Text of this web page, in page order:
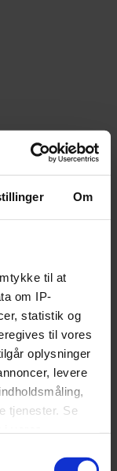
Om
til at
om IP-
statistik og
til vores
oplysninger
levere
tjenester. Se
likører i